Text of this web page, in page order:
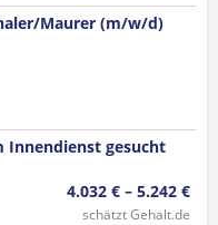
Maurer (m/w/d)
gesucht
4.032 € – 5.242 €
schätzt Gehalt.de